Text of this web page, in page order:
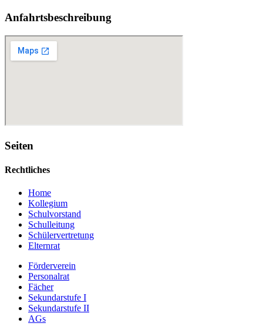
Anfahrtsbeschreibung
Seiten
Rechtliches
Home
Kollegium
Schulvorstand
Schulleitung
Schülervertretung
Elternrat
Förderverein
Personalrat
Fächer
Sekundarstufe I
Sekundarstufe II
AGs